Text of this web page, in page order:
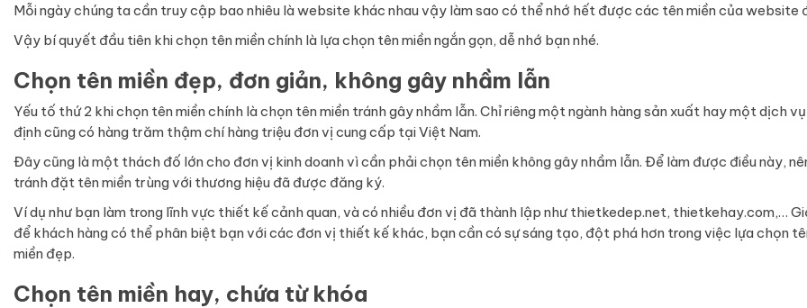
Mỗi ngày chúng ta cần truy cập bao nhiêu là website khác nhau vậy làm sao có thể nhớ hết được các tên miền của website
Vậy bí quyết đầu tiên khi chọn tên miền chính là lựa chọn tên miền ngắn gọn, dễ nhớ bạn nhé.
Chọn tên miền đẹp, đơn giản, không gây nhầm lẫn
Yếu tố thứ 2 khi chọn tên miền chính là chọn tên miền tránh gây nhầm lẫn. Chỉ riêng một ngành hàng sản xuất hay một dịch
định cũng có hàng trăm thậm chí hàng triệu đơn vị cung cấp tại Việt Nam.
Đây cũng là một thách đố lớn cho đơn vị kinh doanh vì cần phải chọn tên miền không gây nhầm lẫn. Để làm được điều này,
tránh đặt tên miền trùng với thương hiệu đã được đăng ký.
Ví dụ như bạn làm trong lĩnh vực thiết kế cảnh quan, và có nhiều đơn vị đã thành lập như thietkedep.net, thietkehay.com,…
để khách hàng có thể phân biệt bạn với các đơn vị thiết kế khác, bạn cần có sự sáng tạo, đột phá hơn trong việc lựa chọn
miền đẹp.
Chọn tên miền hay, chứa từ khóa